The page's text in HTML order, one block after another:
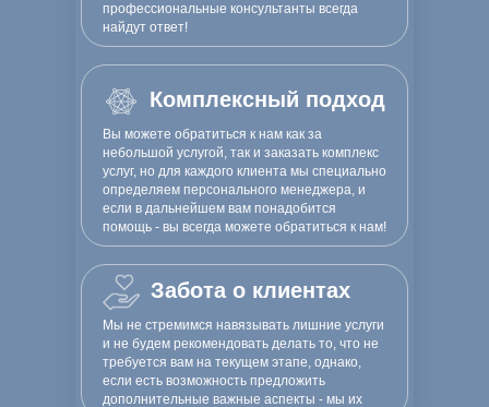
профессиональные консультанты всегда
найдут ответ!
Вы можете обратиться к нам как за
небольшой услугой, так и заказать комплекс
услуг, но для каждого клиента мы специально
определяем персонального менеджера, и
если в дальнейшем вам понадобится
помощь - вы всегда можете обратиться к нам!
Мы не стремимся навязывать лишние услуги
и не будем рекомендовать делать то, что не
требуется вам на текущем этапе, однако,
если есть возможность предложить
дополнительные важные аспекты - мы их
Комплексный подход
Забота о клиентах